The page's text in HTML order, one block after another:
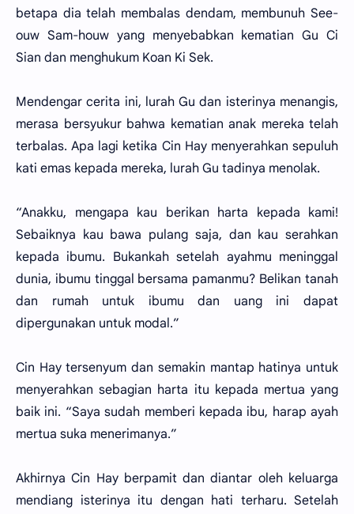
betapa dia telah membalas dendam, membunuh See-
ouw Sam-houw yang menyebabkan kematian Gu Ci
Sian dan menghukum Koan Ki Sek.
Mendengar cerita ini, lurah Gu dan isterinya menangis,
merasa bersyukur bahwa kematian anak mereka telah
terbalas. Apa lagi ketika Cin Hay menyerahkan sepuluh
kati emas kepada mereka, lurah Gu tadinya menolak.
“Anakku, mengapa kau berikan harta kepada kami!
Sebaiknya kau bawa pulang saja, dan kau serahkan
kepada ibumu. Bukankah setelah ayahmu meninggal
dunia, ibumu tinggal bersama pamanmu? Belikan tanah
dan rumah untuk ibumu dan uang ini dapat
dipergunakan untuk modal.”
Cin Hay tersenyum dan semakin mantap hatinya untuk
menyerahkan sebagian harta itu kepada mertua yang
baik ini. “Saya sudah memberi kepada ibu, harap ayah
mertua suka menerimanya.”
Akhirnya Cin Hay berpamit dan diantar oleh keluarga
mendiang isterinya itu dengan hati terharu. Setelah